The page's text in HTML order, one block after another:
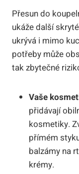
Přesun do
ukáže další
ukrývá i mimo
potřeby může
tak zbytečné
Vaše
přidávají
kosmetiky.
přímém
balzámy na
krémy.